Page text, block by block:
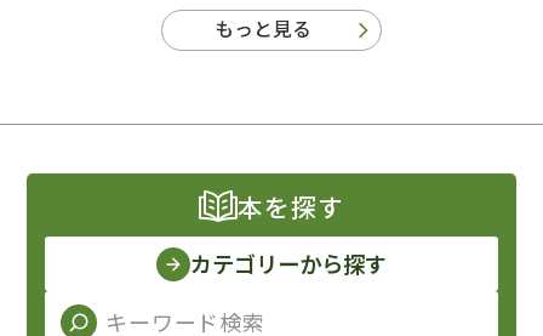
もっと見る
本を探す
カテゴリーから探す